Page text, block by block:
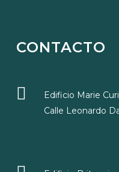
CONTACTO
Edificio Marie
Calle Leonardo